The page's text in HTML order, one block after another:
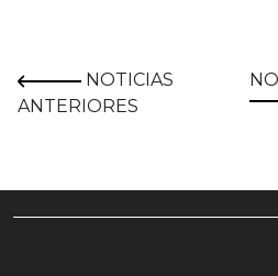
NOTICIAS
ANTERIORES